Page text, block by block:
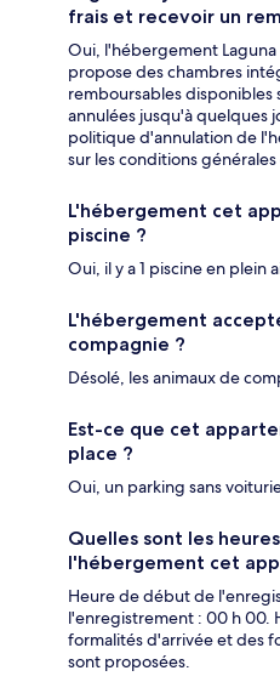
frais et recevoir un
Oui, l'hébergement Laguna
propose des chambres
remboursables
annulées jusqu'à quelques
politique d'annulation de
sur les conditions
L'hébergement cet
piscine ?
Oui, il y a 1 piscine en plein
L'hébergement
compagnie ?
Désolé, les animaux de
Est-ce que cet
place ?
Oui, un parking sans
Quelles sont les
l'hébergement cet
Heure de début de
l'enregistrement : 00 h 00.
formalités d'arrivée et des
sont proposées.